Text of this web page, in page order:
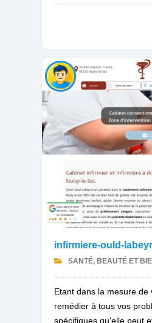
infirmiere-ould-
SANTÉ, BEAUTÉ ET
Etant dans la mesure
remédier à tous vos
spécifiques qu'elle peut